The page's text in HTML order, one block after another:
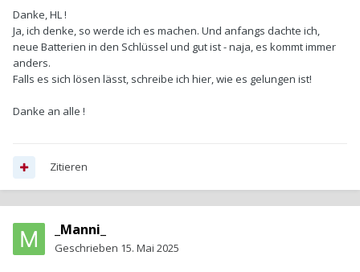
Danke, HL !
Ja, ich denke, so werde ich es machen. Und anfangs dachte ich,
neue Batterien in den Schlüssel und gut ist - naja, es kommt immer
anders.
Falls es sich lösen lässt, schreibe ich hier, wie es gelungen ist!
Danke an alle !
Zitieren
_Manni_
Geschrieben 15. Mai 2025